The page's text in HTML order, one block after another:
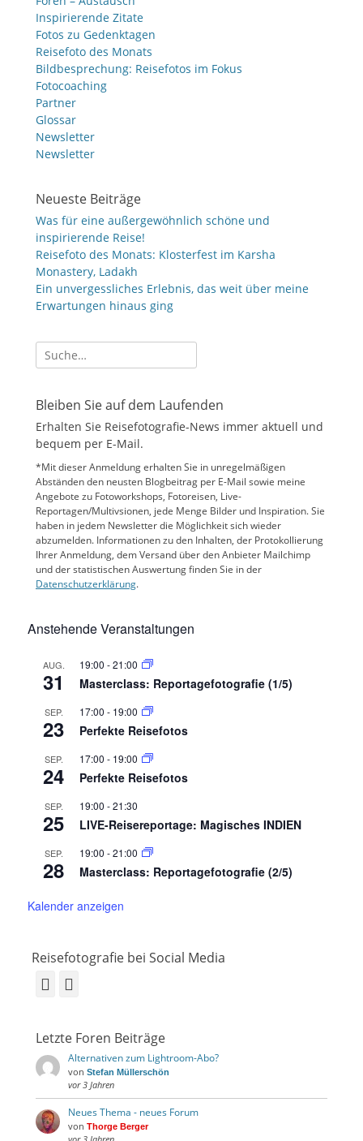
Inspirierende Zitate
Fotos zu Gedenktagen
Reisefoto des Monats
Bildbesprechung: Reisefotos im Fokus
Fotocoaching
Partner
Glossar
Newsletter
Newsletter
Neueste Beiträge
Was für eine außergewöhnlich schöne und
inspirierende Reise!
Reisefoto des Monats: Klosterfest im Karsha
Monastery, Ladakh
Ein unvergessliches Erlebnis, das weit über meine
Erwartungen hinaus ging
Suche
nach:
Bleiben Sie auf dem Laufenden
Erhalten Sie Reisefotografie-News immer aktuell und
bequem per E-Mail.
*Mit dieser Anmeldung erhalten Sie in unregelmäßigen
Abständen den neusten Blogbeitrag per E-Mail sowie meine
Angebote zu Fotoworkshops, Fotoreisen, Live-
Reportagen/Multivsionen, jede Menge Bilder und Inspiration. Sie
haben in jedem Newsletter die Möglichkeit sich wieder
abzumelden. Informationen zu den Inhalten, der Protokollierung
Ihrer Anmeldung, dem Versand über den Anbieter Mailchimp
und der statistischen Auswertung finden Sie in der
Datenschutzerklärung.
Anstehende Veranstaltungen
AUG.
31
19:00 -21:00
Masterclass: Reportagefotografie (1/5)
SEP.
23
17:00 - 19:00
Perfekte Reisefotos
SEP.
24
17:00 - 19:00
Perfekte Reisefotos
SEP.
25
19:00 -21:30
LIVE-Reisereportage: Magisches INDIEN
SEP.
28
19:00 -21:00
Masterclass: Reportagefotografie (2/5)
Kalender anzeigen
Reisefotografie bei Social Media
Facebook
Letzte Foren Beiträge
Alternativen zum Lightroom-Abo?
von Stefan Müllerschön
vor 3 Jahren
Neues Thema - neues Forum
von Thorge Berger